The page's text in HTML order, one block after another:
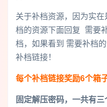
关于补档资源，因为实
档的资源下面回复 需要
档，如果看到 需要补档
补档链接！
每个补档链接奖励6个箱
固定解压密码，一共有三